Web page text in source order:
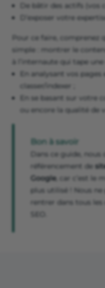
De bâtir des actifs (vos
D’exposer votre
Pour ce faire, comprenez
simple : montrer le
à l’internaute qui tape
En analysant vos
classer/indexer ;
En se basant sur votre
ou encore la qualité de
Bon à savoir
Dans ce guide,
référencement de
Google, car c’est le
plus utilisé ! Nous
rentrer dans tous